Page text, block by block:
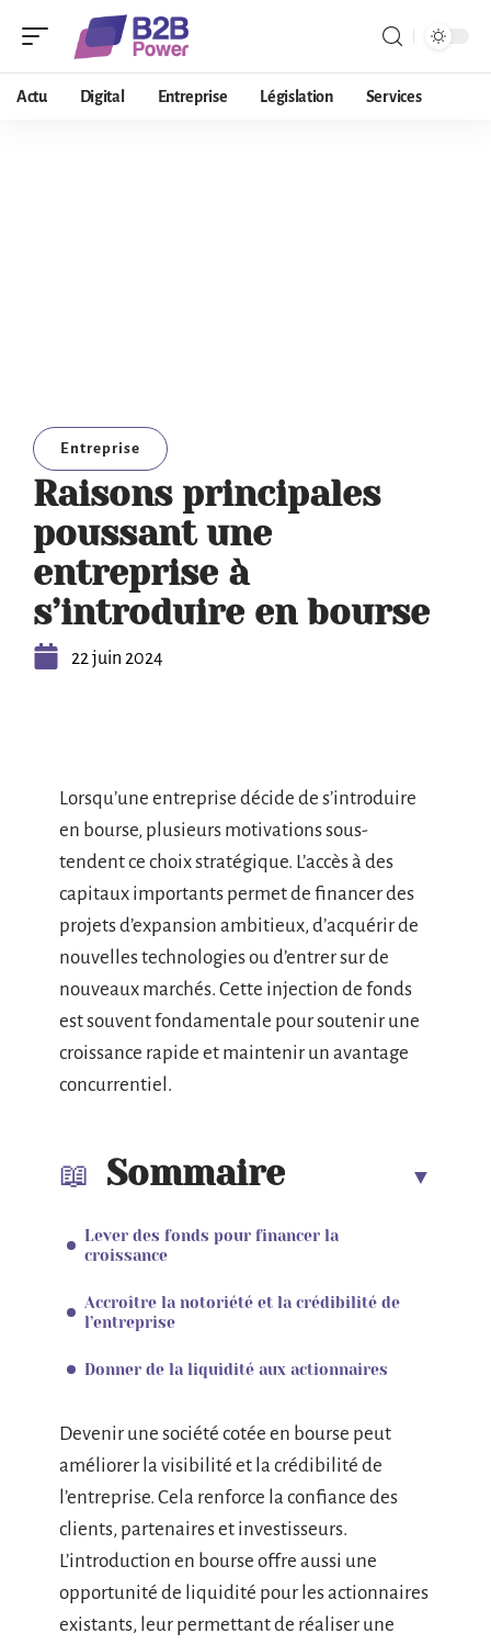
Actu Digital Entreprise Législation Services
Entreprise
Raisons principales
poussant une
entreprise à
s’introduire en bourse
22 juin 2024
Lorsqu’une entreprise décide de s’introduire
en bourse, plusieurs motivations sous-
tendent ce choix stratégique. L’accès à des
capitaux importants permet de financer des
projets d’expansion ambitieux, d’acquérir de
nouvelles technologies ou d’entrer sur de
nouveaux marchés. Cette injection de fonds
est souvent fondamentale pour soutenir une
croissance rapide et maintenir un avantage
concurrentiel.
Sommaire
Lever des fonds pour financer la
croissance
Accroître la notoriété et la crédibilité de
l’entreprise
Donner de la liquidité aux actionnaires
Devenir une société cotée en bourse peut
améliorer la visibilité et la crédibilité de
l’entreprise. Cela renforce la confiance des
clients, partenaires et investisseurs.
L’introduction en bourse offre aussi une
opportunité de liquidité pour les actionnaires
existants, leur permettant de réaliser une